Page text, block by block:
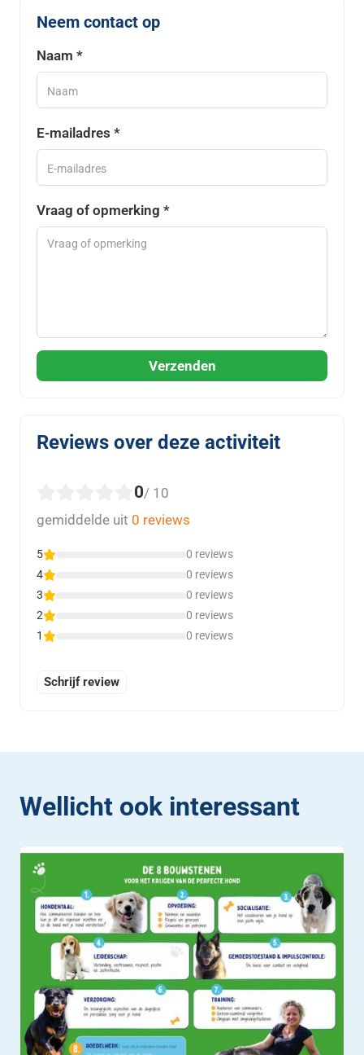
Reviews over deze activiteit
0/ 10
gemiddelde uit 0 reviews
5
0 reviews
4
0 reviews
3
0 reviews
2
0 reviews
1
0 reviews
Schrijf review
Neem contact op
Naam *
E-mailadres *
Vraag of opmerking *
Verzenden
Wellicht ook interessant